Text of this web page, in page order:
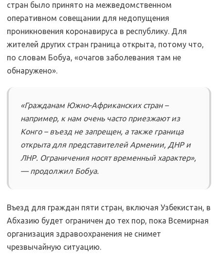
стран было принято на межведомственном
оперативном совещании для недопущения
проникновения коронавируса в республику. Для
жителей других стран граница открыта, потому что,
по словам Бобуа, «очагов заболевания там не
обнаружено».
«Гражданам Южно-Африканских стран –
например, к нам очень часто приезжают из
Конго – въезд не запрещен, а также граница
открыта для представителей Армении, ДНР и
ЛНР. Ограничения носят временный характер»,
— продолжил Бобуа.
Въезд для граждан пяти стран, включая Узбекистан, в
Абхазию будет ограничен до тех пор, пока Всемирная
организация здравоохранения не снимет
чрезвычайную ситуацию.